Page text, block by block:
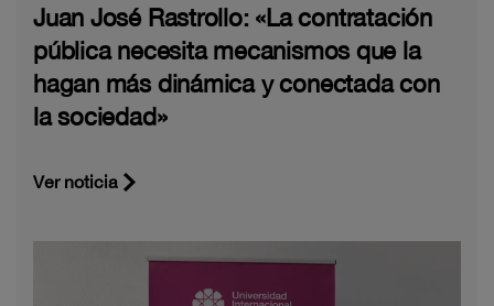
Juan José Rastrollo: «La contratación
pública necesita mecanismos que la
hagan más dinámica y conectada con
la sociedad»
Ver noticia